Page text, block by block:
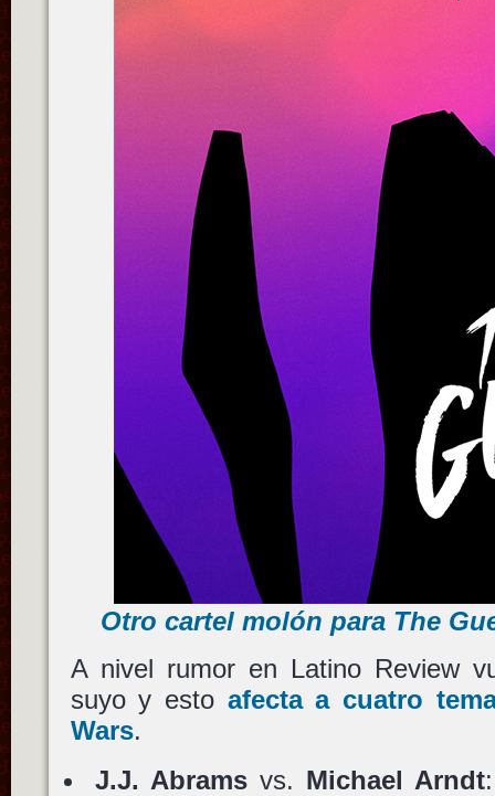
Otro cartel molón para The
A nivel rumor en Latino Review
suyo y esto afecta a cuatro
Wars.
J.J. Abrams vs. Michael Arndt